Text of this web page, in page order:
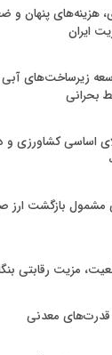
هزینه‌های پنهان
ایران
زیرساخت‌های
بحرانی
بازگشت ارز
مزیت رقابتی
قدرت‌های معدنی